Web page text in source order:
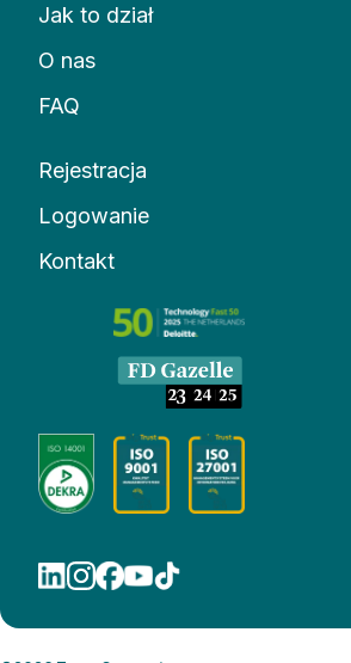
Jak to dział
O nas
FAQ
Rejestracja
Logowanie
Kontakt